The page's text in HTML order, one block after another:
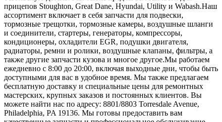
прицепов Stoughton, Great Dane, Hyundai, Utility и Wabash.Наш
ассортимент включает в себя запчасти для подвески,
тормозные трещотки, тормозные камеры, воздушные шланги
и соединители, стартеры, генераторы, компрессоры,
кондиционеры, охладители EGR, подушки двигателя,
радиаторы, ремни и ролики, воздушные клапаны, фильтры, а
также другие запчасти кузова и многое другое.Мы работаем
ежедневно с 8:00 до 20:00, включая выходные дни, чтобы быть
доступными для вас в удобное время. Мы также предлагаем
бесплатную доставку и специальные цены для ремонтных
мастерских, крупных заказов и постоянных клиентов. Вы
можете найти нас по адресу: 8801/8803 Torresdale Avenue,
Philadelphia, PA 19136. Мы готовы предоставить вам